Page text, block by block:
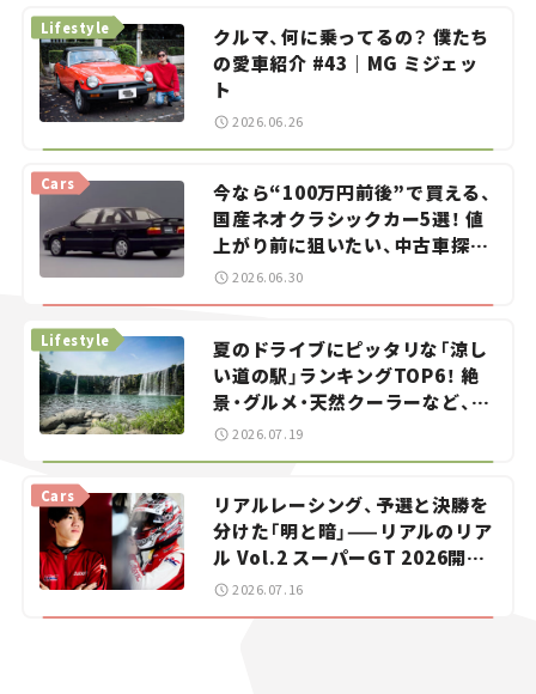
クルマ、何に乗ってるの？ 僕たち
の愛車紹介 #43｜MG ミジェッ
ト
Lifestyle
2026.06.26
今なら“100万円前後”で買える、
国産ネオクラシックカー5選！ 値
上がり前に狙いたい、中古車探し
をお手伝い――ちょっとイケてるマ
イカー選び #02
Cars
2026.06.30
夏のドライブにピッタリな「涼し
い道の駅」ランキングTOP6！ 絶
景・グルメ・天然クーラーなど、避
暑におすすめのスポットを紹介
Lifestyle
2026.07.19
リアルレーシング、予選と決勝を
分けた「明と暗」——リアルのリア
ル Vol.2 スーパーGT 2026開幕
戦 岡山国際サーキット
Cars
2026.07.16